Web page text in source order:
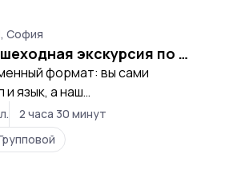
София
Групповая пешеходная экскурсия по Софии с гидом и аудиогидом
формат: вы сами
язык, а наш
гид помогает с
2 часа 30 минут